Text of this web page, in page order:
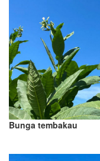
Bunga tembakau